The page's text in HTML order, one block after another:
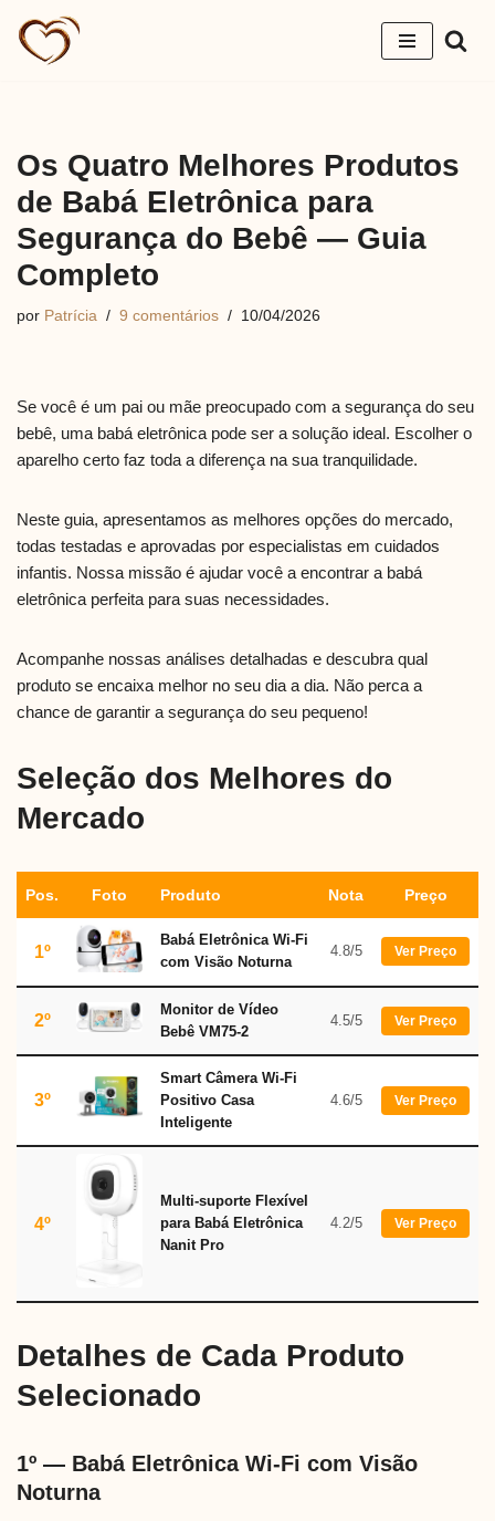
Pular
Os Quatro Melhores Produtos
de Babá Eletrônica para
Segurança do Bebê — Guia
Completo
por Patrícia 9 comentários 10/04/2026
Se você é um pai ou mãe preocupado com a segurança do seu
bebê, uma babá eletrônica pode ser a solução ideal. Escolher o
aparelho certo faz toda a diferença na sua tranquilidade.
Neste guia, apresentamos as melhores opções do mercado,
todas testadas e aprovadas por especialistas em cuidados
infantis. Nossa missão é ajudar você a encontrar a babá
eletrônica perfeita para suas necessidades.
Acompanhe nossas análises detalhadas e descubra qual
produto se encaixa melhor no seu dia a dia. Não perca a
chance de garantir a segurança do seu pequeno!
Seleção dos Melhores do
Mercado
Pos. Foto Produto Nota Preço
1º
Babá Eletrônica Wi-Fi
com Visão Noturna
4.8/5 Ver Preço
2º
Monitor de Vídeo
Bebê VM75-2
4.5/5 Ver Preço
3º
Smart Câmera Wi-Fi
Positivo Casa
Inteligente
4.6/5 Ver Preço
4º
Multi-suporte Flexível
para Babá Eletrônica
Nanit Pro
4.2/5 Ver Preço
Detalhes de Cada Produto
Selecionado
1º — Babá Eletrônica Wi-Fi com Visão
Noturna